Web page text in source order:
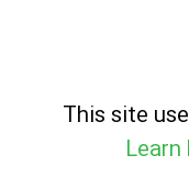
This site